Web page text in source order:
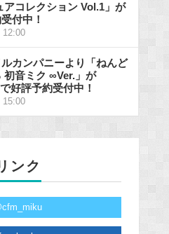
アコレクション Vol.1」が
付中！
12:00
カンパニーより「ねんど
初音ミク ∞Ver.」が
好評予約受付中！
15:00
ンク